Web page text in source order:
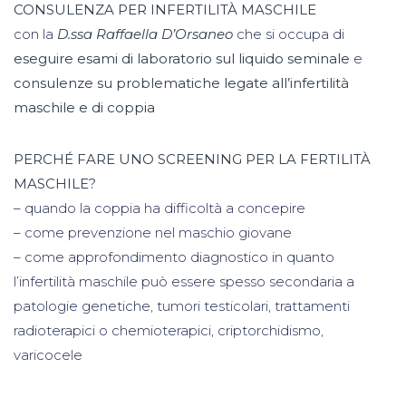
CONSULENZA PER INFERTILITÀ MASCHILE
con la D.ssa Raffaella D’Orsaneo che si occupa di
eseguire esami di laboratorio sul liquido seminale e
consulenze su problematiche legate all’infertilità
maschile e di coppia
PERCHÉ FARE UNO SCREENING PER LA FERTILITÀ
MASCHILE?
– quando la coppia ha difficoltà a concepire
– come prevenzione nel maschio giovane
– come approfondimento diagnostico in quanto
l’infertilità maschile può essere spesso secondaria a
patologie genetiche, tumori testicolari, trattamenti
radioterapici o chemioterapici, criptorchidismo,
varicocele